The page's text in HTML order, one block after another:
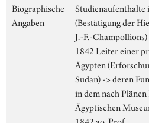
Biographische
Angaben
Studienaufenthalte
(Bestätigung der
J.-F.-Champollions)
1842 Leiter einer
Ägypten
Sudan) -> deren
in dem nach
Ägyptischen